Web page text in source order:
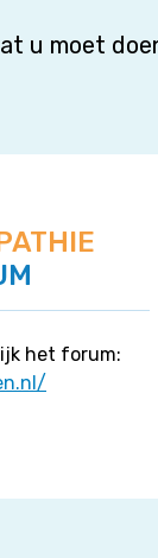
u moet
het forum: